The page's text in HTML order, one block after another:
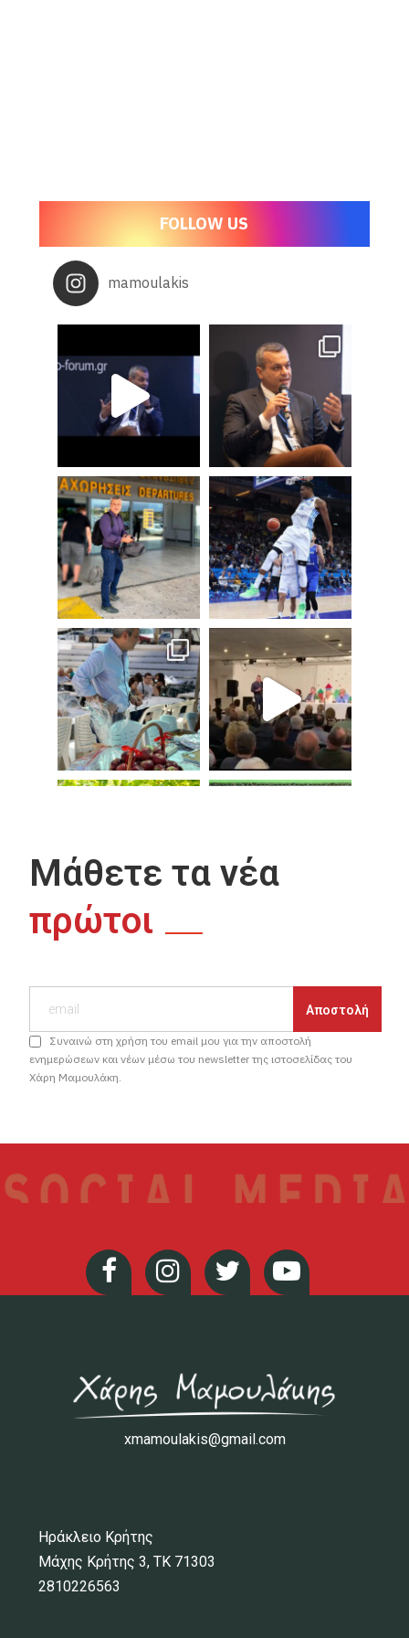
mamoulakis
FOLLOW US
Μάθετε τα νέα
πρώτοι
Συναινώ στη χρήση του email μου για την αποστολή
ενημερώσεων και νέων μέσω του newsletter της ιστοσελίδας του
Χάρη Μαμουλάκη.
xmamoulakis@gmail.com
Ηράκλειο Κρήτης
Μάχης Κρήτης 3, ΤΚ 71303
2810226563